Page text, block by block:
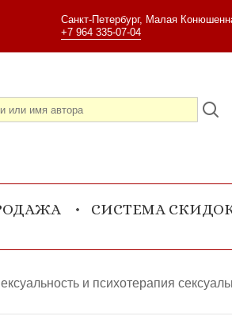
Санкт-Петербург, Малая
+7 964 335-07-04
СИСТЕМА
и психотерапия